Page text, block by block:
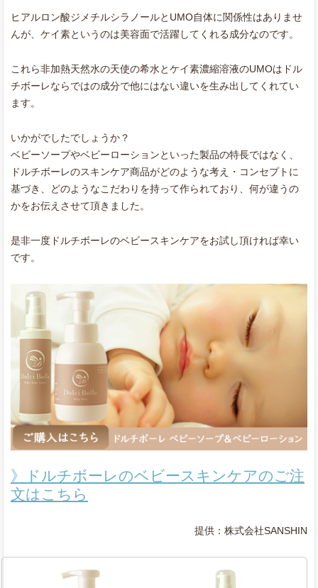
ヒアルロン酸ジメチルシラノールとUMO自体に関係性はありませ
んが、ケイ素というのは美容面で活躍してくれる成分なのです。
これら非加熱天然水の天使の希水とケイ素濃縮溶液のUMOはドル
チボーレならではの成分で他にはない違いを生み出してくれてい
ます。
いかがでしたでしょうか？
ベビーソープやベビーローションといった製品の特長ではなく、
ドルチボーレのスキンケア商品がどのような考え・コンセプトに
基づき、どのようなこだわりを持って作られており、何が違うの
かをお伝えさせて頂きました。
是非一度ドルチボーレのベビースキンケアをお試し頂ければ幸い
です。
》ドルチボーレのベビースキンケアのご注
文はこちら
提供：株式会社SANSHIN